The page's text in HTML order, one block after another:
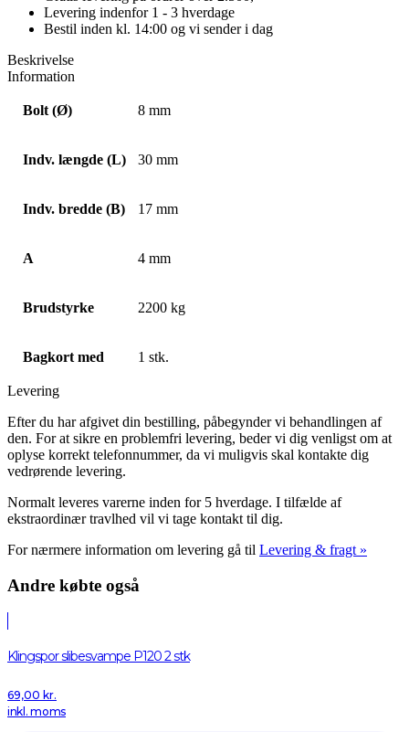
Levering indenfor 1 - 3 hverdage
Bestil inden kl. 14:00 og vi sender i dag
Beskrivelse
Information
Bolt (Ø) 8 mm
Indv. længde (L) 30 mm
Indv. bredde (B) 17 mm
A 4 mm
Brudstyrke 2200 kg
Bagkort med 1 stk.
Levering
Efter du har afgivet din bestilling, påbegynder vi behandlingen af
den. For at sikre en problemfri levering, beder vi dig venligst om at
oplyse korrekt telefonnummer, da vi muligvis skal kontakte dig
vedrørende levering.
Normalt leveres varerne inden for 5 hverdage. I tilfælde af
ekstraordinær travlhed vil vi tage kontakt til dig.
For nærmere information om levering gå til Levering & fragt »
Andre købte også
Klingspor slibesvampe P120 2 stk
69,00 kr.
inkl. moms